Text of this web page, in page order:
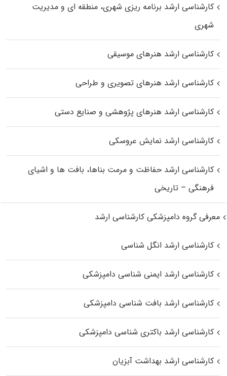
کارشناسی ارشد برنامه ریزی شهری، منطقه‌ ای و مدیریت
شهری
کارشناسی ارشد هنرهای موسیقی
کارشناسی ارشد هنرهای تصویری و طراحی
کارشناسی ارشد هنرهای پژوهشی و صنایع دستی
کارشناسی ارشد نمایش عروسکی
کارشناسی ارشد حفاظت و مرمت بناها، بافت‌ ها و اشیای
فرهنگی – تاریخی
معرفی گروه دامپزشکی کارشناسی ارشد
کارشناسی ارشد انگل شناسی
کارشناسی ارشد ایمنی‌ شناسی دامپزشکی
کارشناسی ارشد بافت‌ شناسی دامپزشکی
کارشناسی ارشد باکتری‌ شناسی دامپزشکی
کارشناسی ارشد بهداشت آبزیان